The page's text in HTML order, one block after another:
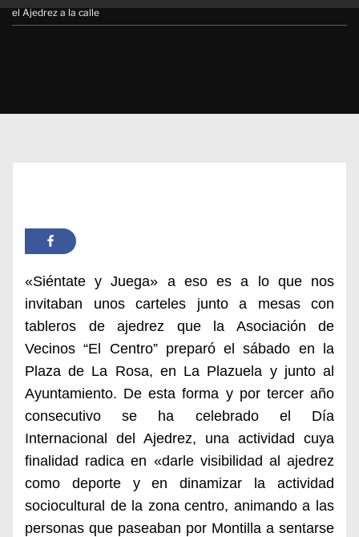
el Ajedrez a la calle
«Siéntate y Juega» a eso es a lo que nos
invitaban unos carteles junto a mesas con
tableros de ajedrez que la Asociación de
Vecinos “El Centro” preparó el sábado en la
Plaza de La Rosa, en La Plazuela y junto al
Ayuntamiento. De esta forma y por tercer año
consecutivo se ha celebrado el Día
Internacional del Ajedrez, una actividad cuya
finalidad radica en «darle visibilidad al ajedrez
como deporte y en dinamizar la actividad
sociocultural de la zona centro, animando a las
personas que paseaban por Montilla a sentarse